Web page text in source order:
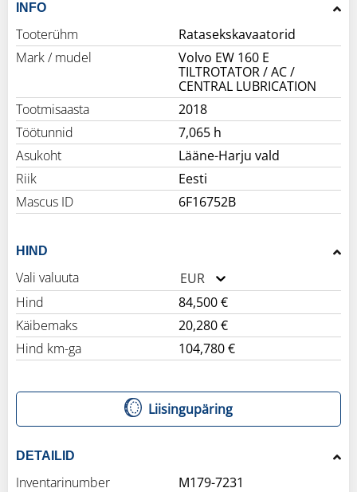
INFO
Tooterühm
Ratasekskavaatorid
Mark / mudel
Volvo EW 160 E
TILTROTATOR / AC /
CENTRAL LUBRICATION
Tootmisaasta
2018
Töötunnid
7,065 h
Asukoht
Lääne-Harju vald
Riik
Eesti
Mascus ID
6F16752B
HIND
Vali valuuta
EUR
Hind
84,500 €
Käibemaks
20,280 €
Hind km-ga
104,780 €
Liisingupäring
DETAILID
Inventarinumber
M179-7231